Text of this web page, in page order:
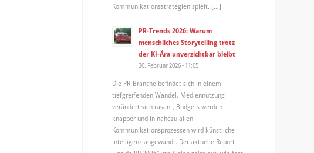
Kommunikationsstrategien spielt. […]
PR-Trends 2026: Warum
menschliches Storytelling trotz
der KI-Ära unverzichtbar bleibt
20. Februar 2026 - 11:05
Die PR-Branche befindet sich in einem
tiefgreifenden Wandel. Mediennutzung
verändert sich rasant, Budgets werden
knapper und in nahezu allen
Kommunikationsprozessen wird künstliche
Intelligenz angewandt. Der aktuelle Report